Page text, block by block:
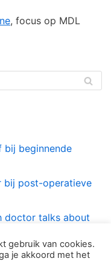
, focus op MDL
beginnende
bij post-operatieve
doctor talks about
treatment
gebruik van cookies.
je akkoord met het